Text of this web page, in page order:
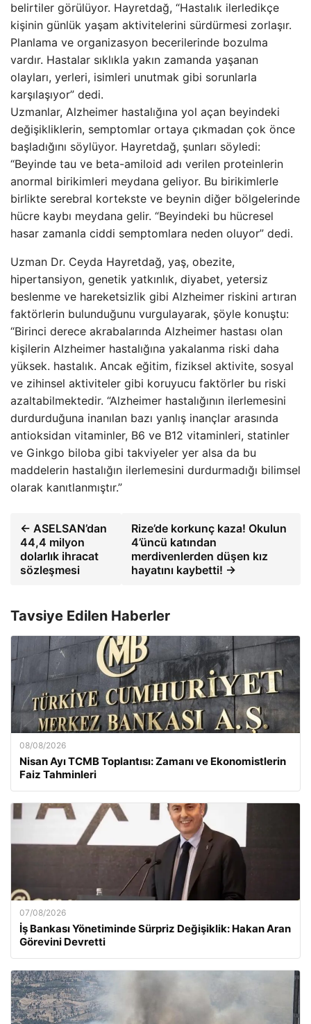
belirtiler görülüyor. Hayretdağ, “Hastalık ilerledikçe
kişinin günlük yaşam aktivitelerini sürdürmesi zorlaşır.
Planlama ve organizasyon becerilerinde bozulma
vardır. Hastalar sıklıkla yakın zamanda yaşanan
olayları, yerleri, isimleri unutmak gibi sorunlarla
karşılaşıyor” dedi.
Uzmanlar, Alzheimer hastalığına yol açan beyindeki
değişikliklerin, semptomlar ortaya çıkmadan çok önce
başladığını söylüyor. Hayretdağ, şunları söyledi:
“Beyinde tau ve beta-amiloid adı verilen proteinlerin
anormal birikimleri meydana geliyor. Bu birikimlerle
birlikte serebral kortekste ve beynin diğer bölgelerinde
hücre kaybı meydana gelir. “Beyindeki bu hücresel
hasar zamanla ciddi semptomlara neden oluyor” dedi.
Uzman Dr. Ceyda Hayretdağ, yaş, obezite,
hipertansiyon, genetik yatkınlık, diyabet, yetersiz
beslenme ve hareketsizlik gibi Alzheimer riskini artıran
faktörlerin bulunduğunu vurgulayarak, şöyle konuştu:
“Birinci derece akrabalarında Alzheimer hastası olan
kişilerin Alzheimer hastalığına yakalanma riski daha
yüksek. hastalık. Ancak eğitim, fiziksel aktivite, sosyal
ve zihinsel aktiviteler gibi koruyucu faktörler bu riski
azaltabilmektedir. “Alzheimer hastalığının ilerlemesini
durdurduğuna inanılan bazı yanlış inançlar arasında
antioksidan vitaminler, B6 ve B12 vitaminleri, statinler
ve Ginkgo biloba gibi takviyeler yer alsa da bu
maddelerin hastalığın ilerlemesini durdurmadığı bilimsel
olarak kanıtlanmıştır.”
← ASELSAN’dan
44,4 milyon
dolarlık ihracat
sözleşmesi
Rize’de korkunç kaza! Okulun
4’üncü katından
merdivenlerden düşen kız
hayatını kaybetti! →
Tavsiye Edilen Haberler
08/08/2026
Nisan Ayı TCMB Toplantısı: Zamanı ve Ekonomistlerin
Faiz Tahminleri
07/08/2026
İş Bankası Yönetiminde Sürpriz Değişiklik: Hakan Aran
Görevini Devretti